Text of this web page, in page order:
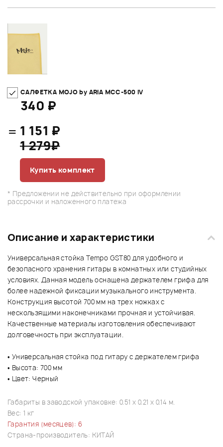
САЛФЕТКА MOJO by ARIA MCC-500 IV
340 ₽
= 1 151 ₽
1 279₽
Купить комплект
* Предложении не действительно при оформлении
рассрочки и наложенного платежа
Описание и характеристики
Универсальная стойка Tempo GST80 для удобного и
безопасного хранения гитары в комнатных или студийных
условиях. Данная модель оснащена держателем грифа для
более надежной фиксации музыкального инструмента.
Конструкция высотой 700 мм на трех ножках с
нескользящими наконечниками прочная и устойчивая.
Качественные материалы изготовления обеспечивают
долговечность при эксплуатации.
• Универсальная стойка под гитару с держателем грифа
• Высота: 700 мм
• Цвет: Черный
Габариты в заводской упаковке: 0.51 x 0.21 x 0.14 м.
Вес: 1 кг
Гарантия (месяцев): 6
Страна-производитель: КИТАЙ